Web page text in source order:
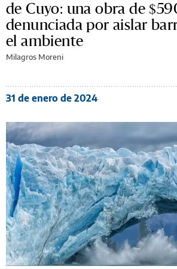
de Cuyo: una obra de
denunciada por aislar
el ambiente
Milagros Moreni
31 de enero de 2024